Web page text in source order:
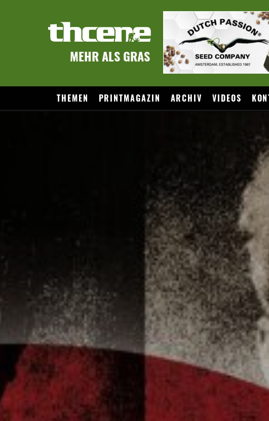
MEHR ALS GRAS
THEMEN PRINTMAGAZIN ARCHIV VIDEOS